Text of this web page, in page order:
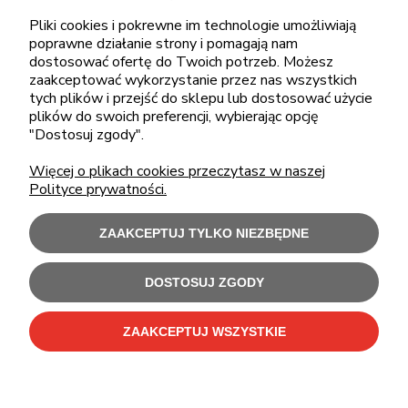
pon.-piąt.: 08:00-16:00
sklep@cebit.pl
ZAKUPY
POMOC
MOJE KONTO
INFORMACJE
Użytkowanie sklepu oznacza zgodę na wykorzystywanie plików cookies.
Pliki cookies i pokrewne im technologie umożliwiają
poprawne działanie strony i pomagają nam
dostosować ofertę do Twoich potrzeb. Możesz
zaakceptować wykorzystanie przez nas wszystkich
tych plików i przejść do sklepu lub dostosować użycie
plików do swoich preferencji, wybierając opcję
"Dostosuj zgody".
Więcej o plikach cookies przeczytasz w naszej
Polityce prywatności.
ZAAKCEPTUJ TYLKO NIEZBĘDNE
DOSTOSUJ ZGODY
ZAAKCEPTUJ WSZYSTKIE